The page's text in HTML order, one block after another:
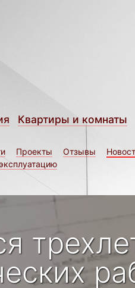
Квартиры и комнаты
Проекты Отзывы